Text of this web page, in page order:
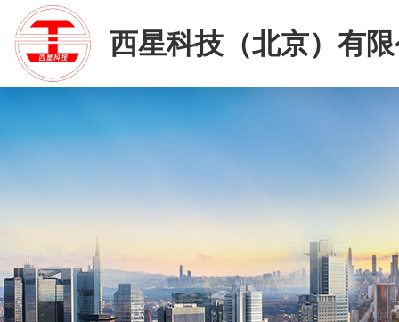
西星科技（北京）有